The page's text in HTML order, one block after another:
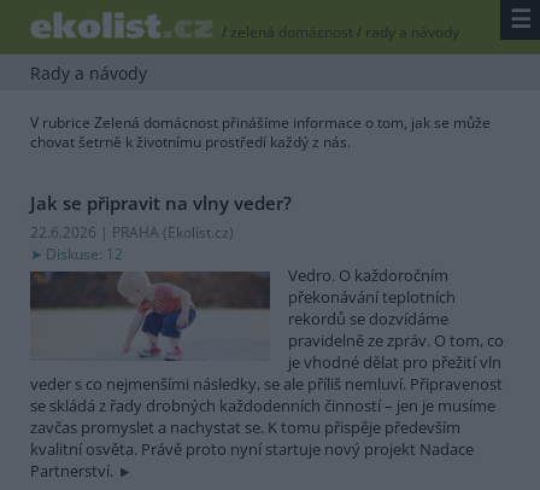
/ zelená domácnost/ rady a návody ☰
Rady a návody
V rubrice Zelená domácnost přinášíme informace o tom, jak se může
chovat šetrně k životnímu prostředí každý z nás.
Jak se připravit na vlny veder?
22.6.2026 | PRAHA (Ekolist.cz)
Diskuse: 12
Vedro. O každoročním
překonávání teplotních
rekordů se dozvídáme
pravidelně ze zpráv. O tom, co
je vhodné dělat pro přežití vln
veder s co nejmenšími následky, se ale příliš nemluví. Připravenost
se skládá z řady drobných každodenních činností – jen je musíme
zavčas promyslet a nachystat se. K tomu přispěje především
kvalitní osvěta. Právě proto nyní startuje nový projekt Nadace
Partnerství.